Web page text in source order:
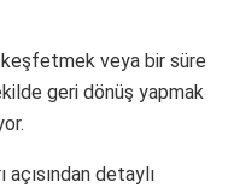
veya bir süre
geri dönüş yapmak
açısından detaylı